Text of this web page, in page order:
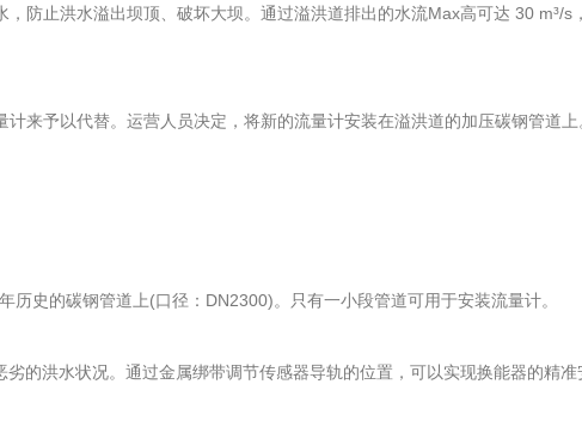
止洪水溢出坝顶、破坏大坝。通过溢洪道排出的水流Max高可达 30 m³/s
予以代替。运营人员决定，将新的流量计安装在溢洪道的加压碳钢管道
史的碳钢管道上(口径：DN2300)。只有一小段管道可用于安装流量计。
洪水状况。通过金属绑带调节传感器导轨的位置，可以实现换能器的精准